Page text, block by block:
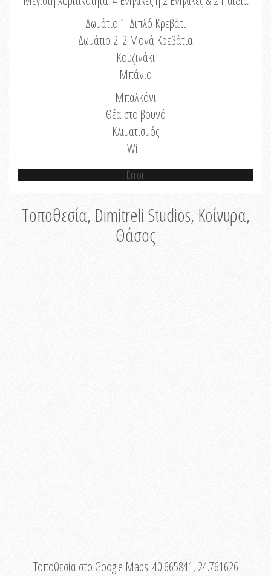
Δωμάτιο 1: Διπλό Κρεβάτι
Δωμάτιο 2: 2 Μονά Κρεβάτια
Κουζινάκι
Μπάνιο
Μπαλκόνι
Θέα στο βουνό
Κλιματισμός
WiFi
Error
Τοποθεσία, Dimitreli Studios, Κοίνυρα,
Θάσος
Τοποθεσία στο Google Maps:40.665841, 24.761626